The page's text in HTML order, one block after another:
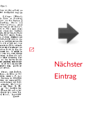
Nächster
Eintrag